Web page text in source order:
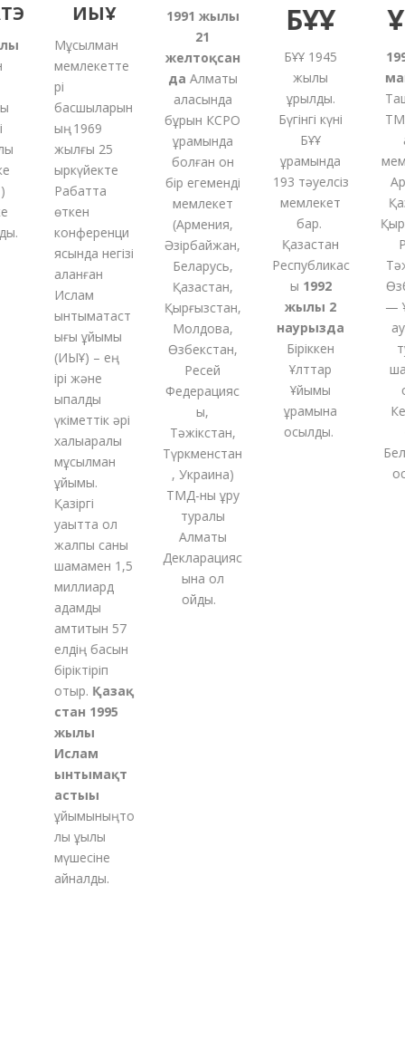
ИЫҰ
Мұсылман
мемлекетте
рі
басшыларын
ың 1969
жылғы 25
қыркүйекте
Рабатта
өткен
конференци
ясында негізі
қаланған
Ислам
ынтымақтаст
ығы ұйымы
(ИЫҰ) – ең
ірі және
ықпалды
үкіметтік әрі
халықаралық
мұсылман
ұйымы.
Қазіргі
уақытта ол
жалпы саны
шамамен 1,5
миллиард
адамды
қамтитын 57
елдің басын
біріктіріп
отыр. Қазақ
стан 1995
жылы
Ислам
ынтымақт
астығы
ұйымыныңто
лық құқылы
мүшесіне
айналды.
1991 жылғы
21
желтоқсан
да Алматы
қаласында
бұрын КСРО
құрамында
болған он
бір егеменді
мемлекет
(Армения,
Әзірбайжан,
Беларусь,
Қазақстан,
Қырғызстан,
Молдова,
Өзбекстан,
Ресей
Федерацияс
ы,
Тәжікстан,
Түркменстан
, Украина)
ТМД-ны құру
туралы
Алматы
Декларацияс
ына қол
қойды.
БҰҰ
БҰҰ 1945
жылы
құрылды.
Бүгінгі күні
БҰҰ
құрамында
193 тәуелсіз
мемлекет
бар.
Қазақстан
Республикас
ы 1992
жылы 2
наурызда
Біріккен
Ұлттар
Ұйымы
құрамына
қосылды.
—